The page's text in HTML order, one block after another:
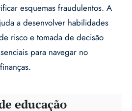
esquemas fraudulentos. A
a desenvolver habilidades
risco e tomada de decisão
para navegar no
educação